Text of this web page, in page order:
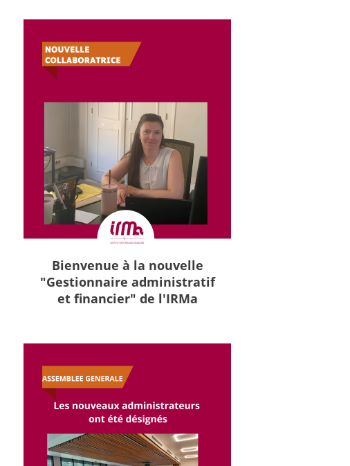
Bienvenue à la nouvelle
"Gestionnaire administratif
et financier" de l'IRMa